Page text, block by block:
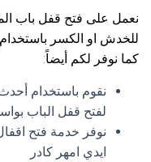
نعمل على فتح قفل باب
للخدش او الكسر
كما نوفر لكم أيضاً:
نقوم باستخدام أحدث
لفتح قفل الباب
نوفر خدمة فتح
ايدي امهر كادر